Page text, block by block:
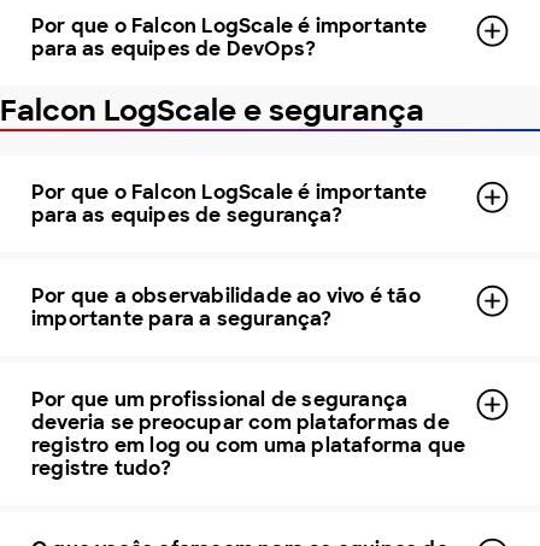
Por que o Falcon LogScale é importante
para as equipes de DevOps?
Falcon LogScale e segurança
Por que o Falcon LogScale é importante
para as equipes de segurança?
Por que a observabilidade ao vivo é tão
importante para a segurança?
Por que um profissional de segurança
deveria se preocupar com plataformas de
registro em log ou com uma plataforma que
registre tudo?